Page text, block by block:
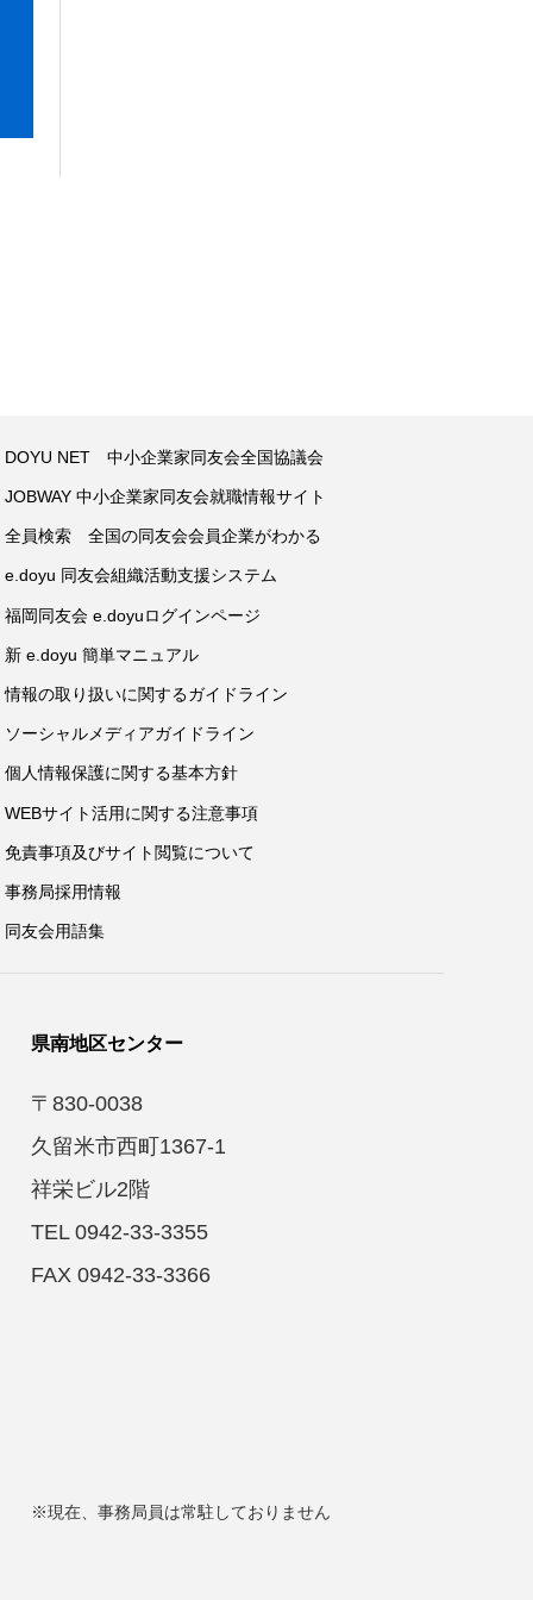
DOYU NET 中小企業家同友会全国協議会
JOBWAY 中小企業家同友会就職情報サイト
全員検索 全国の同友会会員企業がわかる
e.doyu 同友会組織活動支援システム
福岡同友会 e.doyuログインページ
新 e.doyu 簡単マニュアル
情報の取り扱いに関するガイドライン
ソーシャルメディアガイドライン
個人情報保護に関する基本方針
WEBサイト活用に関する注意事項
免責事項及びサイト閲覧について
事務局採用情報
同友会用語集
県南地区センター
〒830-0038
久留米市西町1367-1
祥栄ビル2階
TEL 0942-33-3355
FAX 0942-33-3366
※現在、事務局員は常駐しておりません